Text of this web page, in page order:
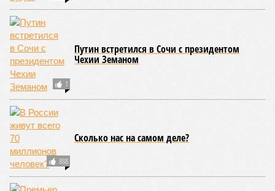
1
Путин встретился в Сочи с президентом
Чехии Земаном
888
Сколько нас на самом деле?